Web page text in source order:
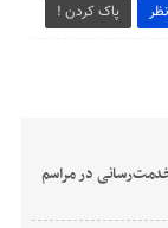
پاک کردن !
در مراسم